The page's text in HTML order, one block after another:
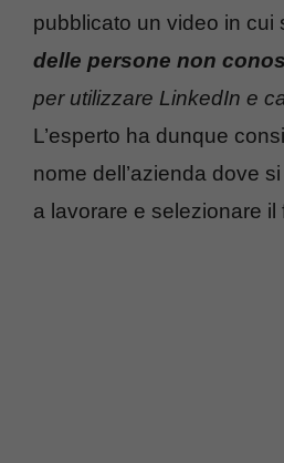
pubblicato un video in cui
delle persone non
per utilizzare LinkedIn e
L’esperto ha dunque
nome dell’azienda dove
a lavorare e selezionare il